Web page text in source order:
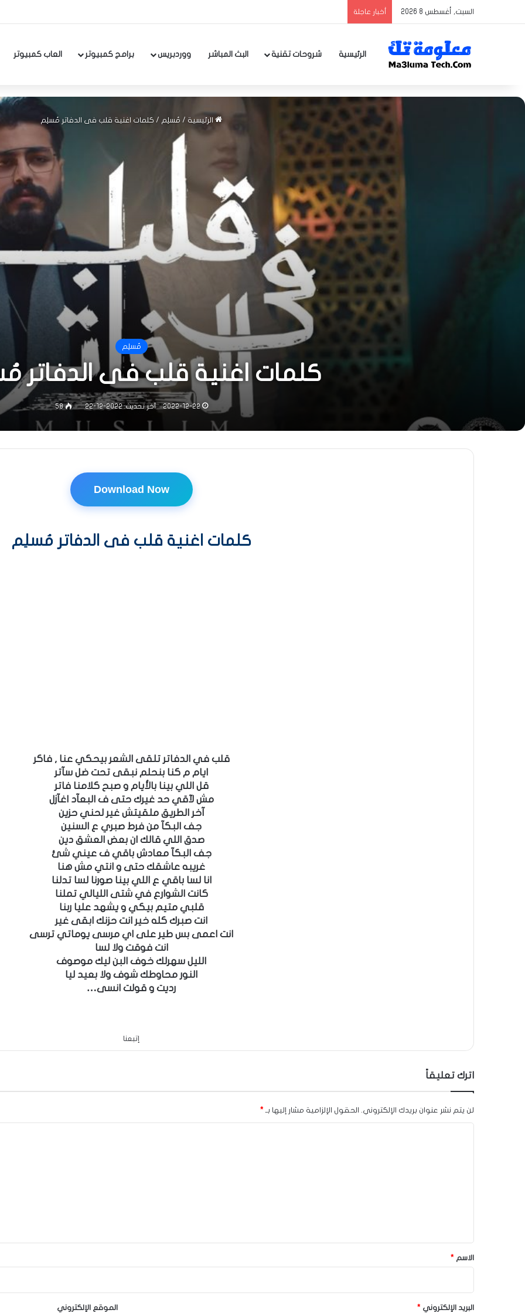
السبت, أغسطس 8 2026 أخبار عاجلة
الرئيسية شروحات تقنية البث المباشر ووردبريس برامج كمبيوتر العاب كمبيوتر
الرئيسية / مُسلِم / كلمات اغنية قلب فى الدفاتر مُسلِم
مُسلِم
كلمات اغنية قلب فى الدفاتر
2022-12-22 آخر تحديث: 2022-12-22 58
Download Now
كلمات اغنية قلب فى الدفاتر مُسلِم
قلب في الدفاتر تلقى الشعر بيحكي عنا , فاكر
ايام م كنا بنحلم نبقى تحت ضل سآتر
قل اللي بينا بالأيام و صبح كلامنا فاتر
مش لآقي حد غيرك حتى ف البعآد اغآزل
آخر الطريق ملقيتش غير لحني حزين
جف البكآ من فرط صبري ع السنين
صدق اللي قالك ان بعض العشق دين
جف البكآ معادش باقي ف عيني شئ
غريبه عاشقك حتى و انتي مش هنا
انا لسا باقي ع اللي بينا صورنا لسا تدلنا
كانت الشوارع في شتى الليالي تملنا
قلبي متيم بيكي و يشهد عليا ربنا
انت صبرك كله خير انت حزنك ابقى غير
انت اعمى بس طير على اي مرسى يوماتي ترسى
انت فوقت ولا لسا
الليل سهرلك خوف البن ليك موصوف
النور محاوطك شوف ولا بعيد ليا
رديت و قولت انسى…
إتبعنا
اترك تعليقاً
لن يتم نشر عنوان بريدك الإلكتروني. الحقول الإلزامية مشار إليها بـ *
*الاسم *
البريد الإلكتروني * الموقع الإلكتروني